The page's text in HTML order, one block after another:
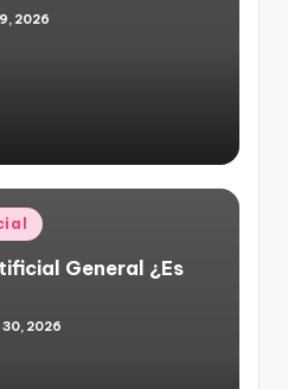
2026
General ¿Es
30, 2026